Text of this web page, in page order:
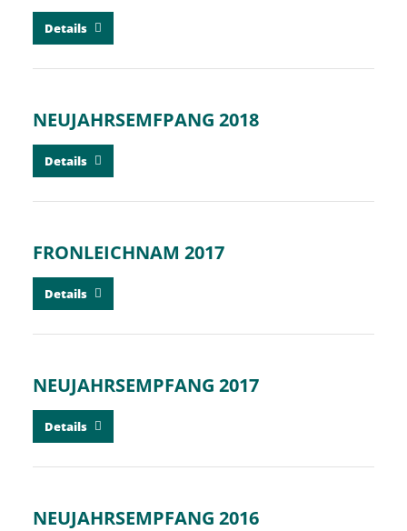
Details
NEUJAHRSEMFPANG 2018
Details
FRONLEICHNAM 2017
Details
NEUJAHRSEMPFANG 2017
Details
NEUJAHRSEMPFANG 2016